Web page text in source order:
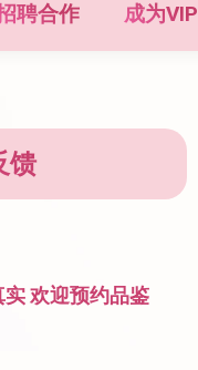
聘合作 成为VIP
馈
欢迎预约品鉴